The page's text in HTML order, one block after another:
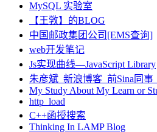
MySQL 实验室
【王敩】的BLOG
中国邮政集团公司[EMS查询]
web开发笔记
Js实现曲线—JavaScript Library
朱彦斌_新浪博客_前Sina同事
My Study About My Learn or
http_load
C++函授搜索
Thinking In LAMP Blog